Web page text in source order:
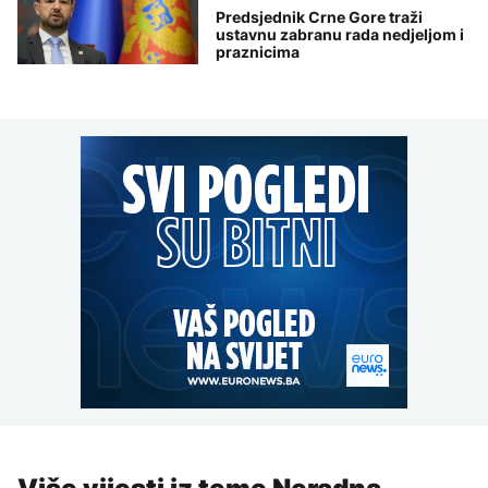
Predsjednik Crne Gore traži
ustavnu zabranu rada nedjeljom i
praznicima